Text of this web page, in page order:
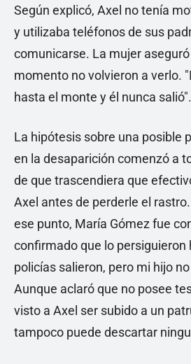
Según explicó, Axel no tenía
y utilizaba teléfonos de sus
comunicarse. La mujer
momento no volvieron a verlo.
hasta el monte y él nunca salió".
La hipótesis sobre una posible
en la desaparición comenzó a
de que trascendiera que
Axel antes de perderle el
ese punto, María Gómez fue
confirmado que lo
policías salieron, pero mi hijo
Aunque aclaró que no posee
visto a Axel ser subido a un
tampoco puede descartar